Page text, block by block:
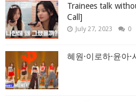
Trainees talk
Call]
July 27, 2023 0
혜원·이로하·윤아